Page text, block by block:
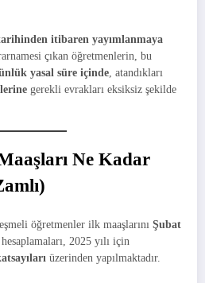
itibaren yayımlanmaya
çıkan öğretmenlerin, bu
yasal süre içinde, atandıkları
gerekli evrakları eksiksiz şekilde
Ne Kadar
öğretmenler ilk maaşlarını Şubat
2025 yılı için
üzerinden yapılmaktadır.